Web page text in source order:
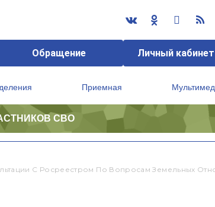
Обращение Личный
Приемная
СВО
С Росреестром По Вопросам Земельных